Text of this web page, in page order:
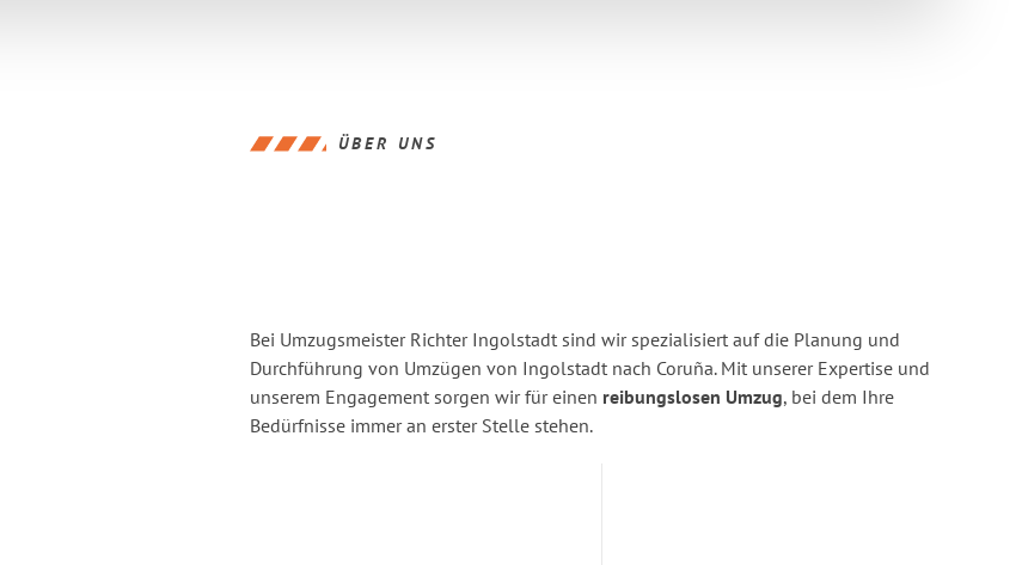
ÜBER UNS
Bei Umzugsmeister Richter Ingolstadt sind wir spezialisiert auf die Planung und
Durchführung von Umzügen von Ingolstadt nach Coruña. Mit unserer Expertise und
unserem Engagement sorgen wir für einen reibungslosen Umzug, bei dem Ihre
Bedürfnisse immer an erster Stelle stehen.